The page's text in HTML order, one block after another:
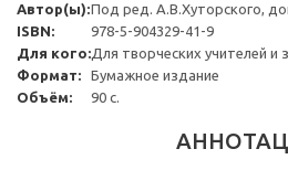
Автор(ы):Под ред. А.В.Хуторского,
ISBN:
978-5-904329-41-9
Для кого:Для творческих учителей
Формат:
Бумажное издание
Объём:
90 с.